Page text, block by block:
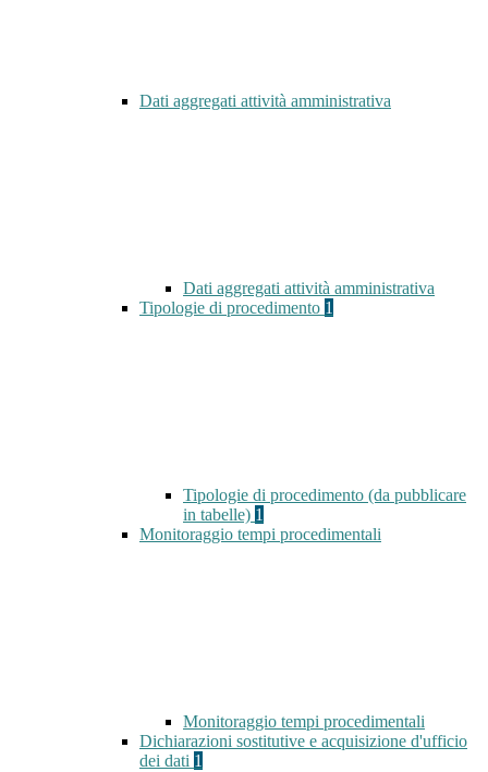
Dati aggregati attività amministrativa
Dati aggregati attività amministrativa
Tipologie di procedimento 1
Tipologie di procedimento (da pubblicare
in tabelle) 1
Monitoraggio tempi procedimentali
Monitoraggio tempi procedimentali
Dichiarazioni sostitutive e acquisizione d'ufficio
dei dati 1